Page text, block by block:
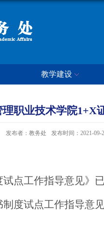
教学建设
职业技术学院1+X
发布者：教务处 发布时间：2021-09-
点工作指导意见》
度试点工作指导意